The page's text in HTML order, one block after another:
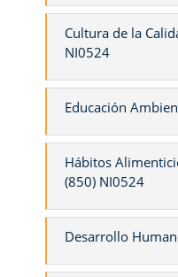
Cultura de la
NI0524
Educación
Hábitos
(850) NI0524
Desarrollo